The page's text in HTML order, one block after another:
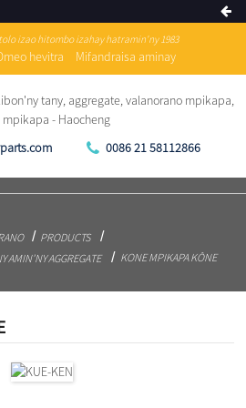
izao hitombo izahay hatramin'ny 1983
hevitra Mifandraisa aminay
0086 21 58112866
PRODUCTS
AMIN'NY AGGREGATE
KONE MPIKAPA KÔNE